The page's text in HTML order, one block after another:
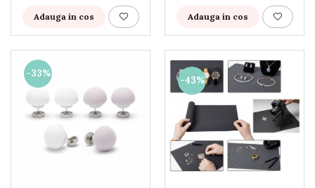
Adauga in cos Adauga in cos
-33%
-43%